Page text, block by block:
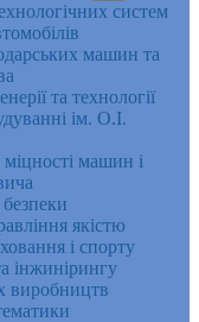
систем
машин та
та технології
ім. О.І.
міцності машин і
якістю
і спорту
інжинірингу
виробництв